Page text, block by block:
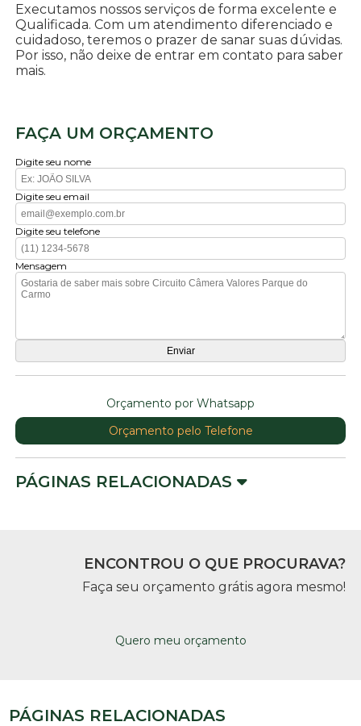
Executamos nossos serviços de forma excelente e
Qualificada. Com um atendimento diferenciado e
cuidadoso, teremos o prazer de sanar suas dúvidas.
Por isso, não deixe de entrar em contato para saber
mais.
FAÇA UM ORÇAMENTO
Digite seu nome
Digite seu email
Digite seu telefone
Mensagem
Orçamento por Whatsapp
Orçamento pelo Telefone
PÁGINAS RELACIONADAS
ENCONTROU O QUE PROCURAVA?
Faça seu orçamento grátis agora mesmo!
Quero meu orçamento
PÁGINAS RELACIONADAS